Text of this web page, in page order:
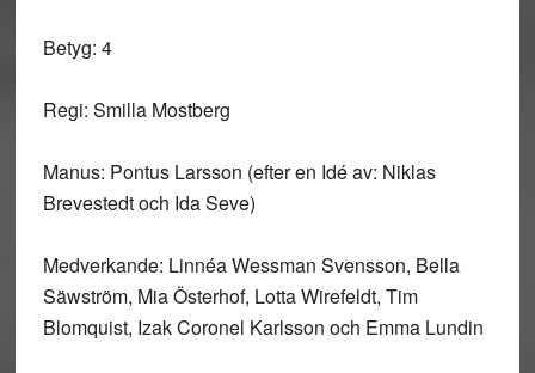
Betyg: 4
Regi: Smilla Mostberg
Manus: Pontus Larsson (efter en Idé av: Niklas
Brevestedt och Ida Seve)
Medverkande: Linnéa Wessman Svensson, Bella
Säwström, Mia Österhof, Lotta Wirefeldt, Tim
Blomquist, Izak Coronel Karlsson och Emma Lundin